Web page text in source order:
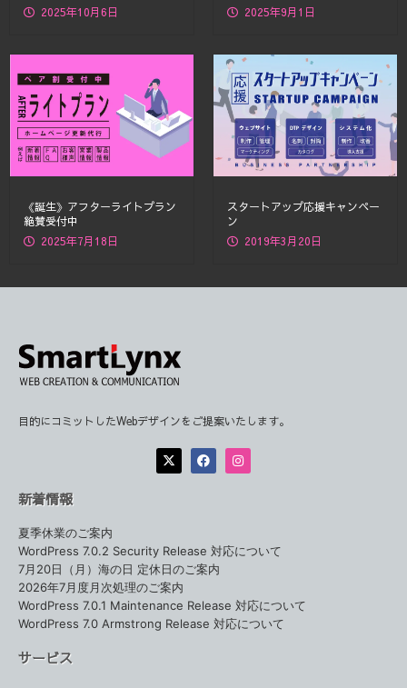
2025年10月6日
2025年9月1日
《誕生》アフターライトプラン
絶賛受付中
2025年7月18日
スタートアップ応援キャンペー
ン
2019年3月20日
目的にコミットしたWebデザインをご提案いたします。
新着情報
夏季休業のご案内
WordPress 7.0.2 Security Release 対応について
7月20日（月）海の日 定休日のご案内
2026年7月度月次処理のご案内
WordPress 7.0.1 Maintenance Release 対応について
WordPress 7.0 Armstrong Release 対応について
サービス